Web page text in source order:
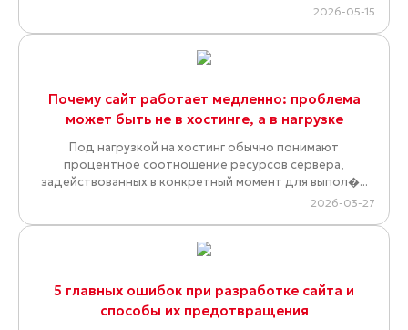
2026-05-15
Почему сайт работает медленно: проблема
может быть не в хостинге, а в нагрузке
Под нагрузкой на хостинг обычно понимают
процентное соотношение ресурсов сервера,
задействованных в конкретный момент для выпол�...
2026-03-27
5 главных ошибок при разработке сайта и
способы их предотвращения